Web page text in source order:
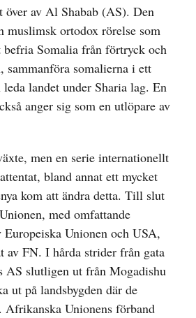
över av Al Shabab (AS). Den
muslimsk ortodox rörelse som
befria Somalia från förtryck och
sammanföra somalierna i ett
landet under Sharia lag. En
anger sig som en utlöpare av
men en serie internationellt
bland annat ett mycket
kom att ändra detta. Till slut
med omfattande
Europeiska Unionen och USA,
av FN. I hårda strider från gata
AS slutligen ut från Mogadishu
ut på landsbygden där de
Afrikanska Unionens förband